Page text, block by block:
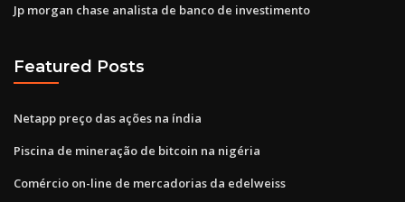
Jp morgan chase analista de banco de investimento
Featured Posts
Netapp preço das ações na índia
Piscina de mineração de bitcoin na nigéria
Comércio on-line de mercadorias da edelweiss